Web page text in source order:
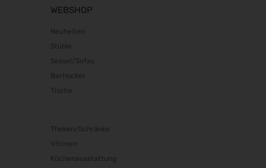
WEBSHOP
Neuheiten
Stühle
Sessel/Sofas
Barhocker
Tische
Theken/Schränke
Vitrinen
Küchenausstattung